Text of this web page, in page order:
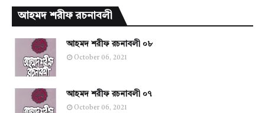
আহমদ শরীফ রচনাবলী
আহমদ শরীফ রচনাবলী ০৮
October 06, 2021
আহমদ শরীফ রচনাবলী ০৭
October 06, 2021